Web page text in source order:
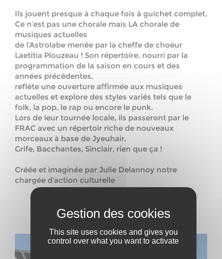
Ils jouent presque à chaque fois à guichet complet.
Ce n’est pas une chorale mais LA chorale de
musiques actuelles
de l’Astrolabe menée par la cheffe de choeur
Laetitia Plouzeau ! Son répertoire, nourri par la
programmation de la saison en cours et des
années précédentes,
reflète une ouverture affirmée aux musiques
actuelles et explore des styles variés tels que le
folk, la pop, le rap ou encore le punk.
Lors de leur tournée locale, ils passeront par le
FRAC avec un répertoir riche de nouveaux
morceaux à base de Jyeuhair,
Grife, Bacchantes, Sinclair, rien que ça !
Créée et imaginée par Julie Delannoy notre
chargée d’action culturelle
This site uses cookies and gives you
control over what you want to activate